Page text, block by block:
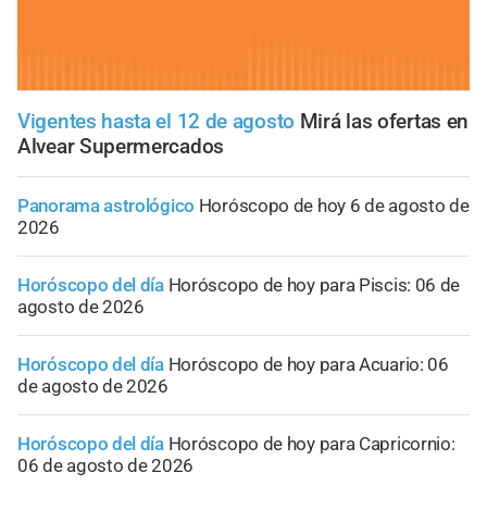
Vigentes hasta el 12 de agosto Mirá las ofertas en
Alvear Supermercados
Panorama astrológico Horóscopo de hoy 6 de agosto de
2026
Horóscopo del día Horóscopo de hoy para Piscis: 06 de
agosto de 2026
Horóscopo del día Horóscopo de hoy para Acuario: 06
de agosto de 2026
Horóscopo del día Horóscopo de hoy para Capricornio:
06 de agosto de 2026